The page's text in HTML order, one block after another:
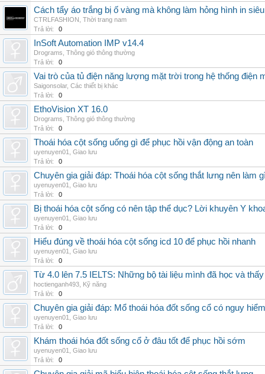
Cách tẩy áo trắng bị ố vàng mà không làm hỏng hình in
CTRLFASHION Thời trang nam
Trả lời:
0
InSoft Automation IMP v14.4
Drograms Thông gió thông thường
Trả lời:
0
Vai trò của tủ điện năng lượng mặt trời trong hệ thống điện
Saigonsolar, Các thiết bị khác
Trả lời:
0
EthoVision XT 16.0
Drograms Thông gió thông thường
Trả lời:
0
Thoái hóa cột sống uống gì để phục hồi vận động an toàn
uyenuyen01
Giao lưu
Trả lời:
0
Chuyên gia giải đáp: Thoái hóa cột sống thắt lưng nên làm
uyenuyen01
Giao lưu
Trả lời:
0
Bị thoái hóa cột sống có nên tập thể dục? Lời khuyên Y
uyenuyen01
Giao lưu
Trả lời:
0
Hiểu đúng về thoái hóa cột sống icd 10 để phục hồi nhanh
uyenuyen01
Giao lưu
Trả lời:
0
Từ 4.0 lên 7.5 IELTS: Những bộ tài liệu mình đã học và
hoctienganh493 Kỹ năng
Trả lời:
0
Chuyên gia giải đáp: Mổ thoái hóa đốt sống cổ có nguy
uyenuyen01
Giao lưu
Trả lời:
0
Khám thoái hóa đốt sống cổ ở đâu tốt để phục hồi sớm
uyenuyen01
Giao lưu
Trả lời:
0